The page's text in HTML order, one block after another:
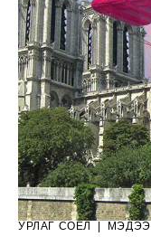
УРЛАГ СОЁЛ | МЭДЭЭ